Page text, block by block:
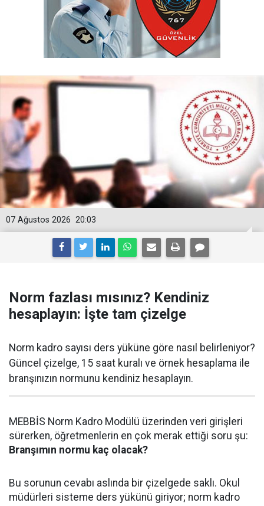
20:03
07 Ağustos 2026
Norm fazlası mısınız? Kendiniz
hesaplayın: İşte tam çizelge
Norm kadro sayısı ders yüküne göre nasıl belirleniyor?
Güncel çizelge, 15 saat kuralı ve örnek hesaplama ile
branşınızın normunu kendiniz hesaplayın.
MEBBİS Norm Kadro Modülü üzerinden veri girişleri
sürerken, öğretmenlerin en çok merak ettiği soru şu:
Branşımın normu kaç olacak?
Bu sorunun cevabı aslında bir çizelgede saklı. Okul
müdürleri sisteme ders yükünü giriyor; norm kadro